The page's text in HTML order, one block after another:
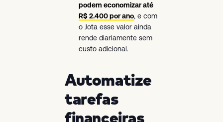
podem economizar até
R$ 2.400 por ano, e com
o Jota esse valor ainda
rende diariamente sem
custo adicional.
Automatize
tarefas
financeiras